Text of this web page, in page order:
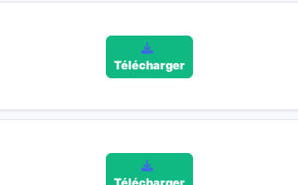
Télécharger